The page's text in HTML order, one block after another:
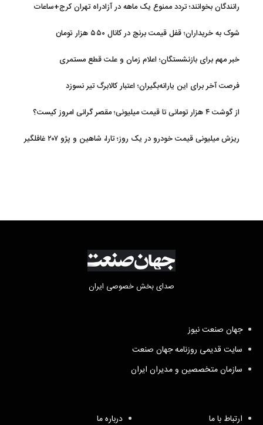
رانندگان بخوانند؛ تردد ممنوع یک ماهه در آزادراه تهران کرج+ساعات
شوک به خریداران؛ قفل قیمت برنج در کانال ۵۵۰ هزار تومان
خبر مهم برای بازنشستگان؛ اعلام زمان و علت قطع مستمری
فرصت آخر برای این یارانه‌بگیران؛ اعتبار کالابرگ تیر نسوزد
از گوشت ۴ هزار تومانی تا قیمت میلیونی؛ مقصر گرانی امروز کیست؟
ریزش میلیونی قیمت خودرو در یک روز؛ تارا، شاهین و پژو ۲۰۷ غافلگیر
صدای بخش خصوصی ایران
جهان صنعت نیوز
سایت قدیمی روزنامه جهان صنعت
سازمان متخصصین و مدیران ایران
ارتباط با ما درباره ما